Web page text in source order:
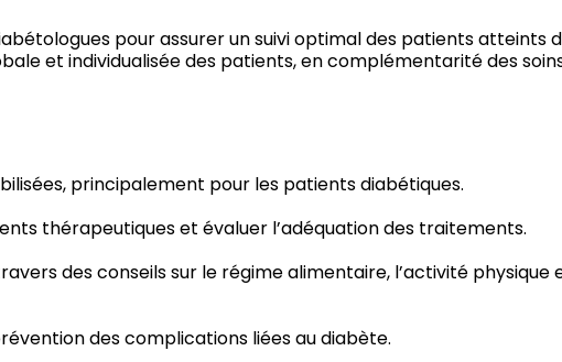
pour assurer un suivi optimal des patients atteints
et individualisée des patients, en complémentarité des
principalement pour les patients diabétiques.
thérapeutiques et évaluer l’adéquation des traitements.
des conseils sur le régime alimentaire, l’activité physique
des complications liées au diabète.